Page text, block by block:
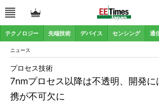
テクノロジー 先端技術 デバイス センシング 通
ニュース
7nmプロセス以降は不透明、開発に
携が不可欠に
プロセス技術